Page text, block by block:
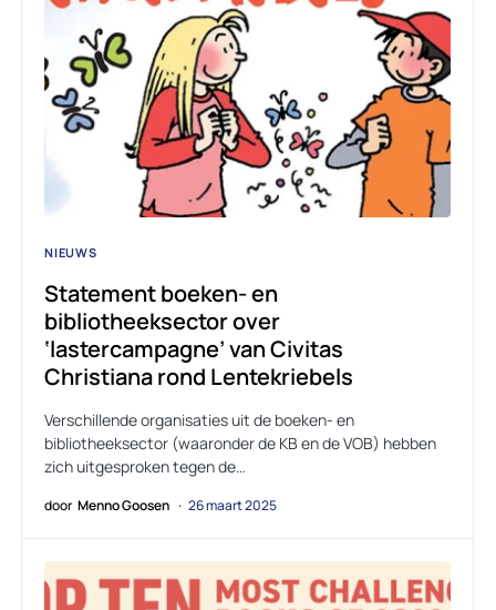
NIEUWS
Statement boeken- en
bibliotheeksector over
‘lastercampagne’ van Civitas
Christiana rond Lentekriebels
Verschillende organisaties uit de boeken- en
bibliotheeksector (waaronder de KB en de VOB) hebben
zich uitgesproken tegen de…
door Menno Goosen 26 maart 2025